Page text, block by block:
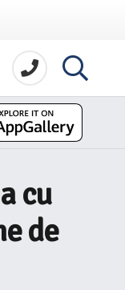
cu
de